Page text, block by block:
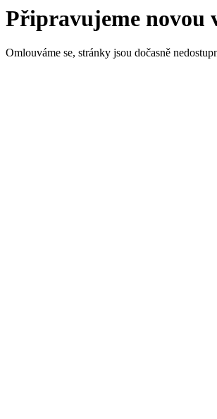
Připravujeme novou
Omlouváme se, stránky jsou dočasně